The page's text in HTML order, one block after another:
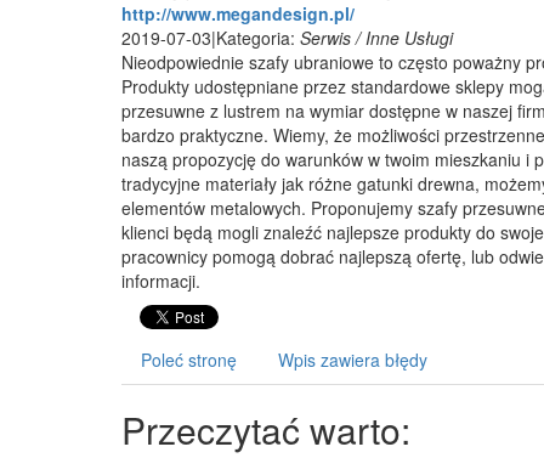
http://www.megandesign.pl/
2019-07-03|Kategoria: Serwis / Inne Usługi
Nieodpowiednie szafy ubraniowe to często poważny
Produkty udostępniane przez standardowe sklepy
przesuwne z lustrem na wymiar dostępne w naszej
bardzo praktyczne. Wiemy, że możliwości
naszą propozycję do warunków w twoim mieszkaniu i
tradycyjne materiały jak różne gatunki drewna,
elementów metalowych. Proponujemy szafy
klienci będą mogli znaleźć najlepsze produkty do
pracownicy pomogą dobrać najlepszą ofertę, lub
informacji.
Poleć stronę Wpis zawiera błędy
Przeczytać warto: